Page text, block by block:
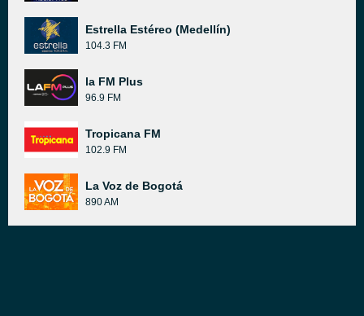
Estrella Estéreo (Medellín)
104.3 FM
la FM Plus
96.9 FM
Tropicana FM
102.9 FM
La Voz de Bogotá
890 AM